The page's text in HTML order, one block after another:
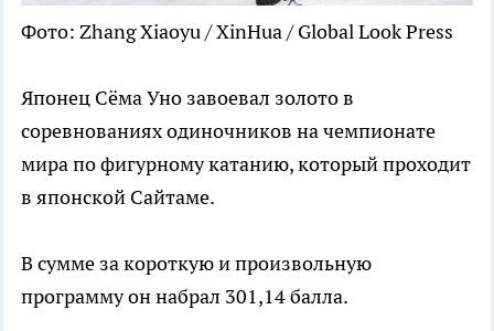
Фото: Zhang Xiaoyu / XinHua / Global Look Press
Японец Сёма Уно завоевал золото в
соревнованиях одиночников на чемпионате
мира по фигурному катанию, который проходит
в японской Сайтаме.
В сумме за короткую и произвольную
программу он набрал 301,14 балла.